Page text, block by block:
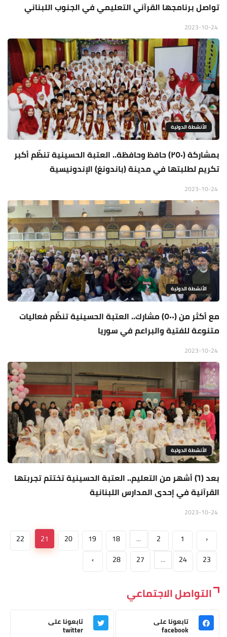
تواصل برنامجها القرآني التعليمي في الجنوب اللبناني
الأنشطة الدولية
بمشاركة (٢٥٠) حافظ وحافظة.. العتبة الحسينية تنظّم أكبر
تكريم لطلبتها في مدينة (باندونغ) الإندونيسية
الأنشطة الدولية
مع أكثر من (٥٠٠) مشارك.. العتبة الحسينية تنظّم فعاليات
متنوعة للفتية والبراعم في سوريا
الأنشطة الدولية
بعد (٦) أشهر من التعليم.. العتبة الحسينية تختتم تجربتها
القرآنية في إحدى المدارس اللبنانية
‹
1
2
...
18
19
20
21
22
23
24
...
27
28
›
التواصل الاجتماعي
تابعونا على
facebook
تابعونا على
twitter